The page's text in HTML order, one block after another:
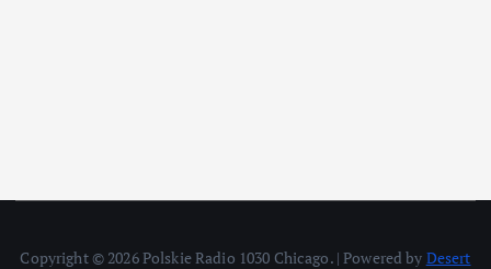
Copyright © 2026 Polskie Radio 1030 Chicago. | Powered by Desert